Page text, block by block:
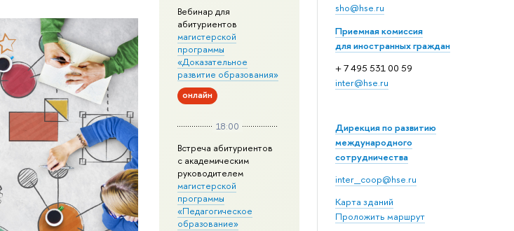
sho@hse.ru
Приемная комиссия
для иностранных граждан
+ 7 495 531 00 59
inter@hse.ru
Дирекция по развитию
международного
сотрудничества
inter_coop@hse.ru
Карта зданий
Проложить маршрут
Вебинар для
абитуриентов
магистерской
программы
«Доказательное
развитие образования»
онлайн
18:00
Встреча абитуриентов
с академическим
руководителем
магистерской
программы
«Педагогическое
образование»